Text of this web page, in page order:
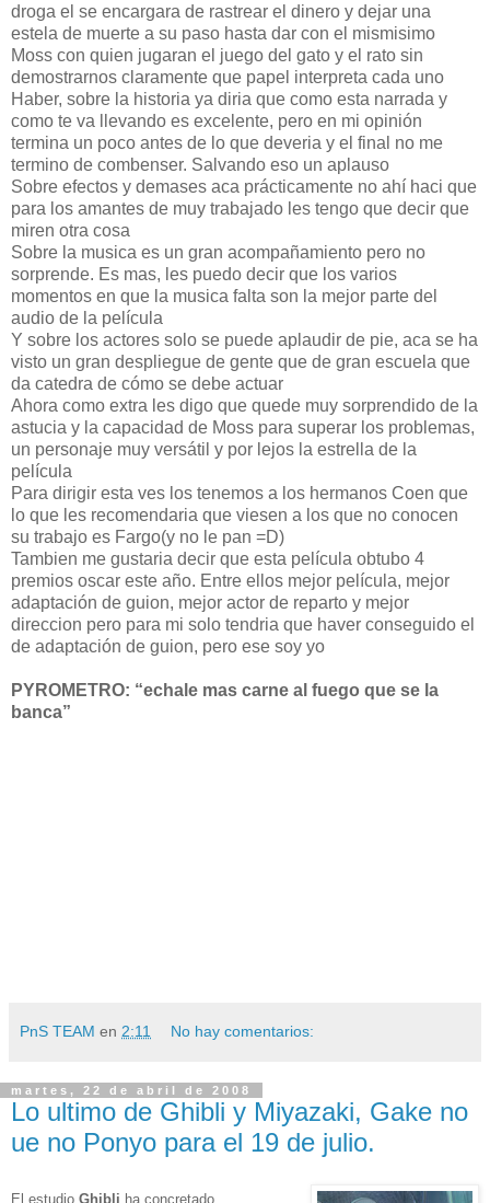
droga el se encargara de rastrear el dinero y dejar una
estela de muerte a su paso hasta dar con el mismisimo
Moss con quien jugaran el juego del gato y el rato sin
demostrarnos claramente que papel interpreta cada uno
Haber, sobre la historia ya diria que como esta narrada y
como te va llevando es excelente, pero en mi opinión
termina un poco antes de lo que deveria y el final no me
termino de combenser. Salvando eso un aplauso
Sobre efectos y demases aca prácticamente no ahí haci que
para los amantes de muy trabajado les tengo que decir que
miren otra cosa
Sobre la musica es un gran acompañamiento pero no
sorprende. Es mas, les puedo decir que los varios
momentos en que la musica falta son la mejor parte del
audio de la película
Y sobre los actores solo se puede aplaudir de pie, aca se ha
visto un gran despliegue de gente que de gran escuela que
da catedra de cómo se debe actuar
Ahora como extra les digo que quede muy sorprendido de la
astucia y la capacidad de Moss para superar los problemas,
un personaje muy versátil y por lejos la estrella de la
película
Para dirigir esta ves los tenemos a los hermanos Coen que
lo que les recomendaria que viesen a los que no conocen
su trabajo es Fargo(y no le pan =D)
Tambien me gustaria decir que esta película obtubo 4
premios oscar este año. Entre ellos mejor película, mejor
adaptación de guion, mejor actor de reparto y mejor
direccion pero para mi solo tendria que haver conseguido el
de adaptación de guion, pero ese soy yo
PYROMETRO: “echale mas carne al fuego que se la
banca”
PnS TEAM en 2:11 No hay comentarios:
martes, 22 de abril de 2008
Lo ultimo de Ghibli y Miyazaki, Gake no
ue no Ponyo para el 19 de julio.
El estudio Ghibli ha concretado